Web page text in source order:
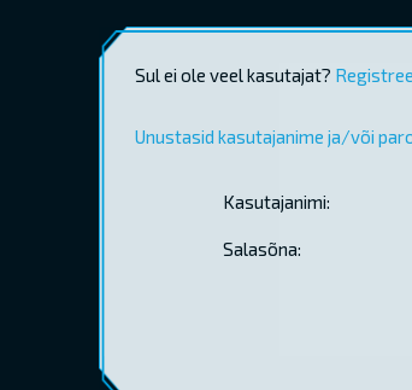
Sul ei ole veel kasutajat?
Unustasid kasutajanime ja/või
Kasutajanimi:
Salasõna: